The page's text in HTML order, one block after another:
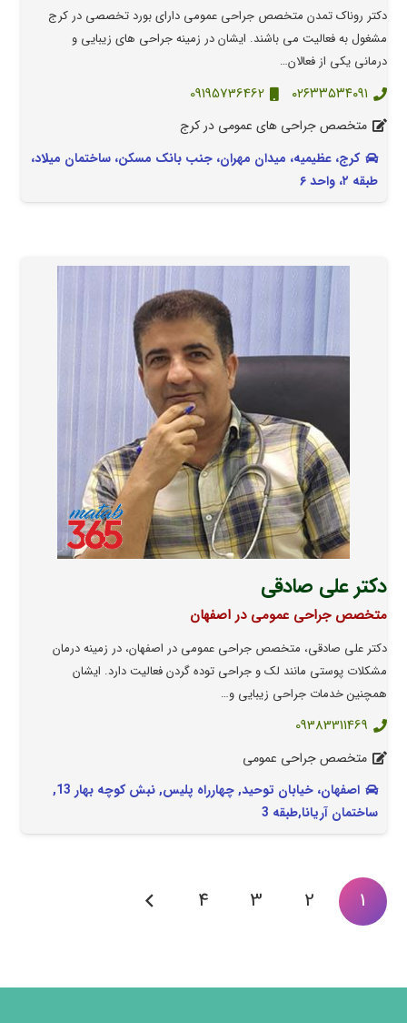
دکتر روناک تمدن متخصص جراحی عمومی دارای بورد تخصصی در کرج
مشغول به فعالیت می باشند. ایشان در زمینه جراحی هاى زیبایی و
درمانى یکی از فعالان…
٠٢۶٣٣۵٣۴٠٩١ 09195736462
متخصص جراحی های عمومی در کرج
کرج، عظیمیه، میدان مهران، جنب بانک مسکن، ساختمان میلاد،
طبقه ۲، واحد ۶
دکتر علی صادقی
متخصص جراحی عمومی در اصفهان
دکتر علی صادقی، متخصص جراحی عمومی در اصفهان، در زمینه درمان
مشکلات پوستی مانند لک و جراحی توده گردن فعالیت دارد. ایشان
همچنین خدمات جراحی زیبایی و…
09383311469
متخصص جراحی عمومی
اصفهان، خیابان توحید, چهارراه پلیس, نبش کوچه بهار 13,
ساختمان آریانا,طبقه 3
1
2
3
4